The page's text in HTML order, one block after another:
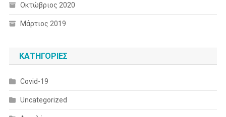
Οκτώβριος 2020
Μάρτιος 2019
KΑΤΗΓΟΡΊΕΣ
Covid-19
Uncategorized